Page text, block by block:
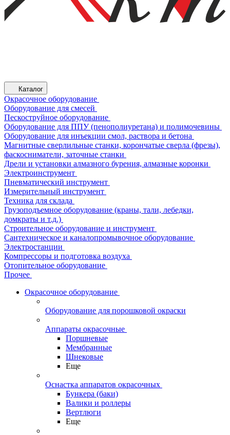
Каталог
Окрасочное оборудование
Оборудование для смесей
Пескоструйное оборудование
Оборудование для ППУ (пенополиуретана) и полимочевины
Оборудование для инъекции смол, раствора и бетона
Магнитные сверлильные станки, корончатые сверла (фрезы),
фаскосниматели, заточные станки
Дрели и установки алмазного бурения, алмазные коронки
Электроинструмент
Пневматический инструмент
Измерительный инструмент
Техника для склада
Грузоподъемное оборудование (краны, тали, лебедки,
домкраты и т.д.)
Строительное оборудование и инструмент
Сантехническое и каналопромывочное оборудование
Электростанции
Компрессоры и подготовка воздуха
Отопительное оборудование
Прочее
Окрасочное оборудование
Оборудование для порошковой окраски
Аппараты окрасочные
Поршневые
Мембранные
Шнековые
Еще
Оснастка аппаратов окрасочных
Бункера (баки)
Валики и роллеры
Вертлюги
Еще